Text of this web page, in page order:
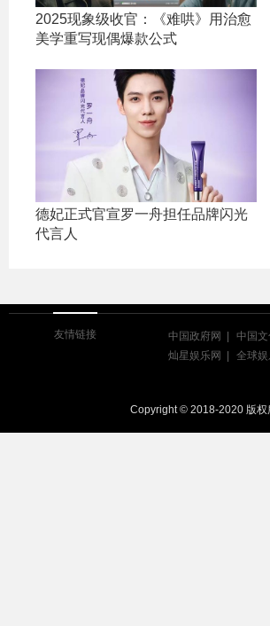
2025现象级收官：《难哄》用治愈
美学重写现偶爆款公式
德妃正式官宣罗一舟担任品牌闪光
代言人
友情链接 中国政府网 中国文
灿星娱乐网
全球
Copyright © 2018-2020 版